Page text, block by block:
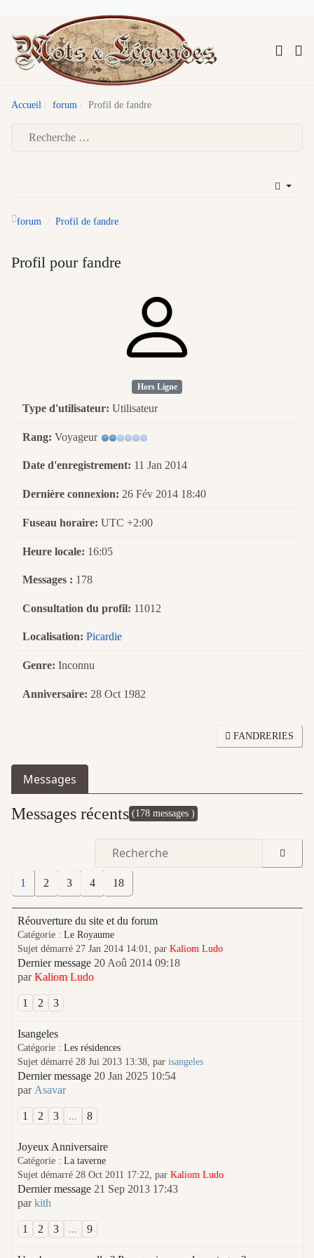
Accueil forum Profil de fandre
forum Profil de fandre
Profil pour fandre
Hors Ligne
Type d'utilisateur: Utilisateur
Rang: Voyageur
Date d'enregistrement: 11 Jan 2014
Dernière connexion: 26 Fév 2014 18:40
Fuseau horaire: UTC +2:00
Heure locale: 16:05
Messages : 178
Consultation du profil: 11012
Localisation: Picardie
Genre: Inconnu
Anniversaire: 28 Oct 1982
FANDRERIES
Messages
Messages récents (178 messages )
1 2 3 4 18
Réouverture du site et du forum
Catégorie : Le Royaume
Sujet démarré 27 Jan 2014 14:01, par Kaliom Ludo
Dernier message 20 Aoû 2014 09:18
parKaliom Ludo
1 2 3
Isangeles
Catégorie : Les résidences
Sujet démarré 28 Jui 2013 13:38, par isangeles
Dernier message 20 Jan 2025 10:54
par Asavar
1 2 3 ... 8
Joyeux Anniversaire
Catégorie : La taverne
Sujet démarré 28 Oct 2011 17:22, par Kaliom Ludo
Dernier message 21 Sep 2013 17:43
parkith
1 2 3 ... 9